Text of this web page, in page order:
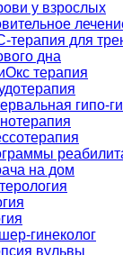
у взрослых
терапия для
дна
терапия
гипо-
на дом
гинеколог
вульвы